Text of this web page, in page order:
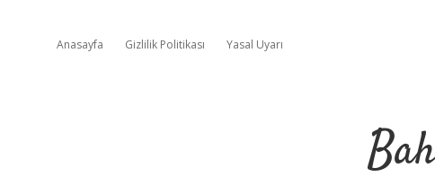
Anasayfa Gizlilik Politikası Yasal Uyarı